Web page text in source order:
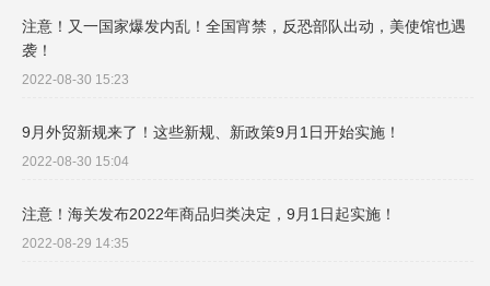
注意！又一国家爆发内乱！全国宵禁，反恐部队出动，美使馆也遇
袭！
2022-08-30 15:23
9月外贸新规来了！这些新规、新政策9月1日开始实施！
2022-08-30 15:04
注意！海关发布2022年商品归类决定，9月1日起实施！
2022-08-29 14:35